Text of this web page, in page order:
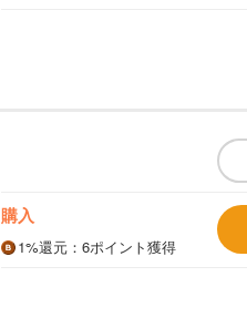
購入
1%還元 ：6ポイント獲得